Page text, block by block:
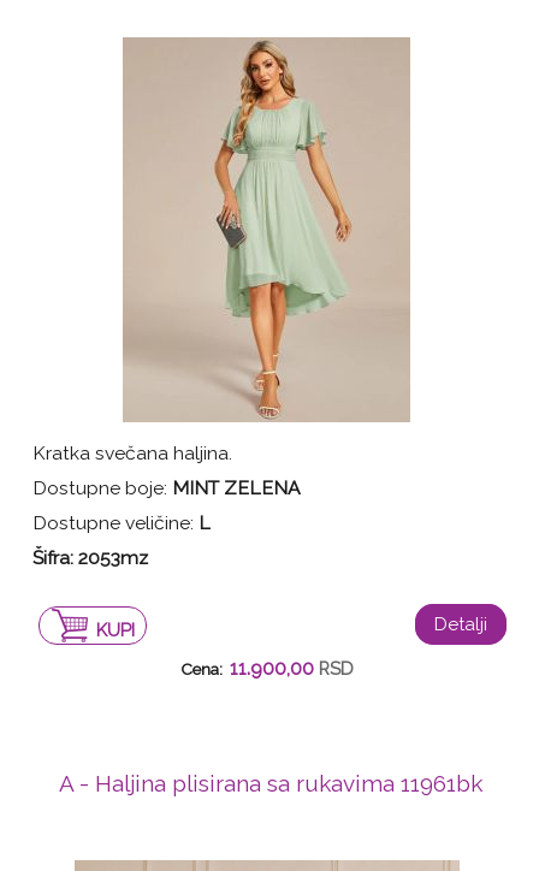
Kratka svečana haljina.
Dostupne boje: MINT ZELENA
Dostupne veličine: L
Šifra: 2053mz
KUPI Detalji
Cena: 11.900,00 RSD
A - Haljina plisirana sa rukavima 11961bk